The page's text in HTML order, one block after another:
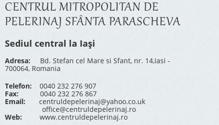
CENTRUL MITROPOLITAN DE
PELERINAJ SFÂNTA PARASCHEVA
Sediul central la Iași
Adresa: Bd. Stefan cel Mare si Sfant, nr. 14,Iasi -
700064, Romania
Telefon: 0040 232 276 907
Fax: 0040 232 276 867
Email:
centruldepelerinaj@yahoo.co.uk
office@centruldepelerinaj.ro
Web:
www.centruldepelerinaj.ro